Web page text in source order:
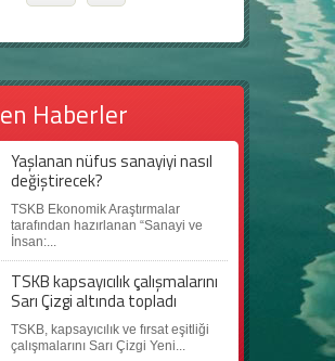
Haberler
Yaşlanan nüfus sanayiyi nasıl
değiştirecek?
TSKB Ekonomik Araştırmalar
tarafından hazırlanan “Sanayi ve
İnsan:...
TSKB kapsayıcılık çalışmalarını
Sarı Çizgi altında topladı
TSKB, kapsayıcılık ve fırsat eşitliği
çalışmalarını Sarı Çizgi Yeni...